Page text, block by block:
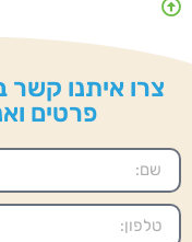
צרו איתנו קשר
פרטים